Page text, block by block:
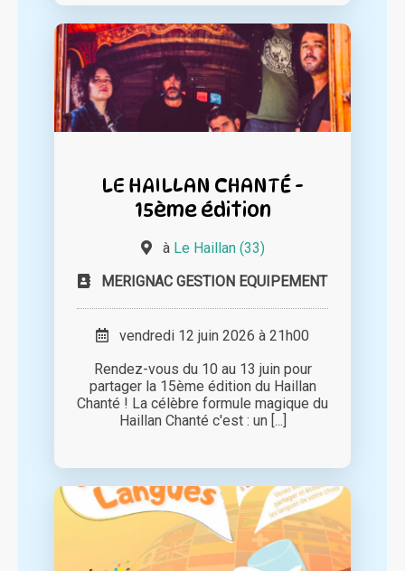
LE HAILLAN CHANTÉ -
15ème édition
à Le Haillan (33)
MERIGNAC GESTION EQUIPEMENT
vendredi 12 juin 2026 à 21h00
Rendez-vous du 10 au 13 juin pour
partager la 15ème édition du Haillan
Chanté ! La célèbre formule magique du
Haillan Chanté c'est : un [...]